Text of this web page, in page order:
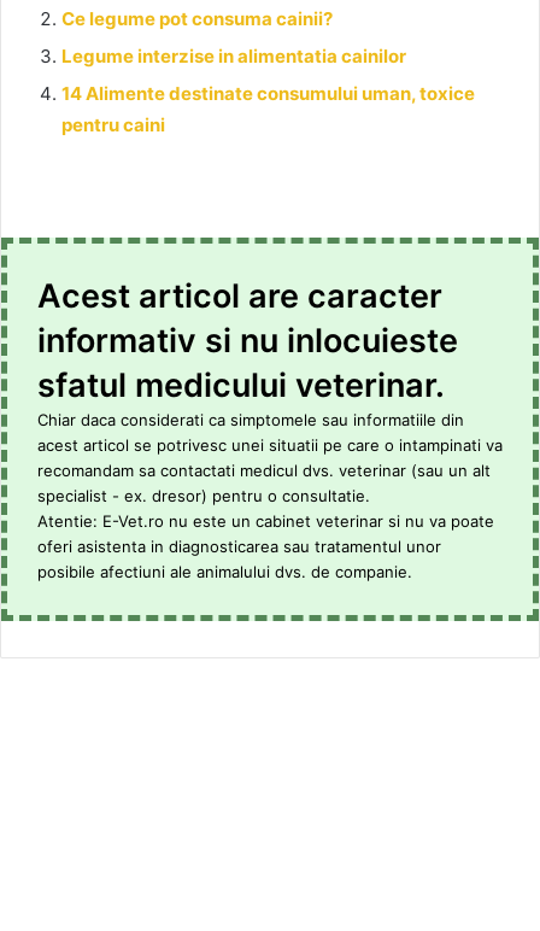
Ce legume pot consuma cainii?
Legume interzise in alimentatia cainilor
14 Alimente destinate consumului uman, toxice
pentru caini
Acest articol are caracter
informativ si nu inlocuieste
sfatul medicului veterinar.
Chiar daca considerati ca simptomele sau informatiile din
acest articol se potrivesc unei situatii pe care o intampinati va
recomandam sa contactati medicul dvs. veterinar (sau un alt
specialist - ex. dresor) pentru o consultatie.
Atentie: E-Vet.ro nu este un cabinet veterinar si nu va poate
oferi asistenta in diagnosticarea sau tratamentul unor
posibile afectiuni ale animalului dvs. de companie.